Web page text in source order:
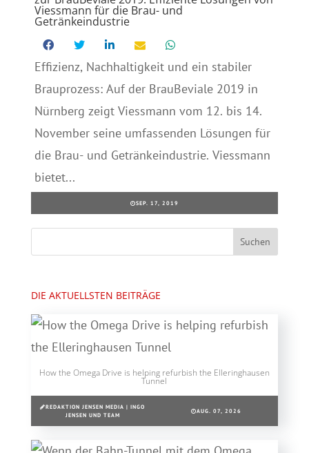
Viessmann für die Brau- und
Getränkeindustrie
Effizienz, Nachhaltigkeit und ein stabiler
Brauprozess: Auf der BrauBeviale 2019 in
Nürnberg zeigt Viessmann vom 12. bis 14.
November seine umfassenden Lösungen für
die Brau- und Getränkeindustrie. Viessmann
bietet...
SEP. 17, 2019
DIE AKTUELLSTEN BEITRÄGE
How the Omega Drive is helping refurbish the Elleringhausen
Tunnel
REDAKTION JENSEN MEDIA | INGO
JENSEN UND TEAM
AUG. 07, 2026